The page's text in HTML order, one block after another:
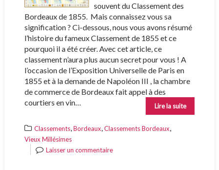
souvent du Classement des
Bordeaux de 1855. Mais connaissez vous sa
signification ? Ci-dessous, nous vous avons résumé
l’histoire du fameux Classement de 1855 et ce
pourquoi il a été créer. Avec cet article, ce
classement n’aura plus aucun secret pour vous ! A
l’occasion de l’Exposition Universelle de Paris en
1855 et à la demande de Napoléon III , la chambre
de commerce de Bordeaux fait appel à des
courtiers en vin…
Lire la suite
Classements,Bordeaux,Classements Bordeaux,
Vieux Millésimes
Laisser un commentaire